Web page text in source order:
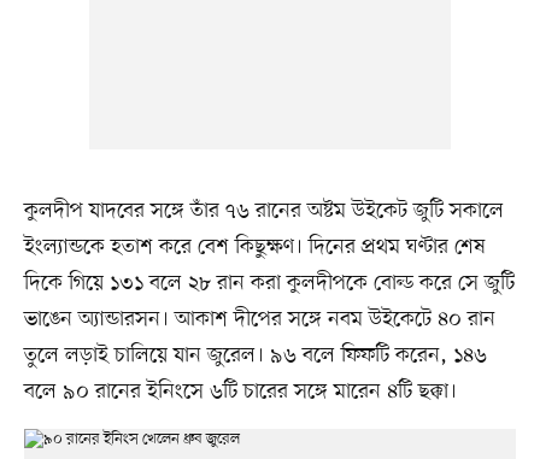
কুলদীপ যাদবের সঙ্গে তাঁর ৭৬ রানের অষ্টম উইকেট জুটি সকালে
ইংল্যান্ডকে হতাশ করে বেশ কিছুক্ষণ। দিনের প্রথম ঘণ্টার শেষ
দিকে গিয়ে ১৩১ বলে ২৮ রান করা কুলদীপকে বোল্ড করে সে জুটি
ভাঙেন অ্যান্ডারসন। আকাশ দীপের সঙ্গে নবম উইকেটে ৪০ রান
তুলে লড়াই চালিয়ে যান জুরেল। ৯৬ বলে ফিফটি করেন, ১৪৬
বলে ৯০ রানের ইনিংসে ৬টি চারের সঙ্গে মারেন ৪টি ছক্কা।